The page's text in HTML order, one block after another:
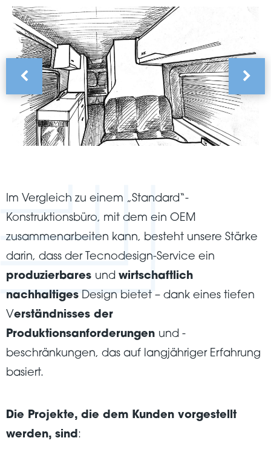
Im Vergleich zu einem „Standard“-
Konstruktionsbüro, mit dem ein OEM
zusammenarbeiten kann, besteht unsere Stärke
darin, dass der Tecnodesign-Service ein
produzierbares und wirtschaftlich
nachhaltiges Design bietet – dank eines tiefen
Verständnisses der
Produktionsanforderungen und -
beschränkungen, das auf langjähriger Erfahrung
basiert.
Die Projekte, die dem Kunden vorgestellt
werden, sind: